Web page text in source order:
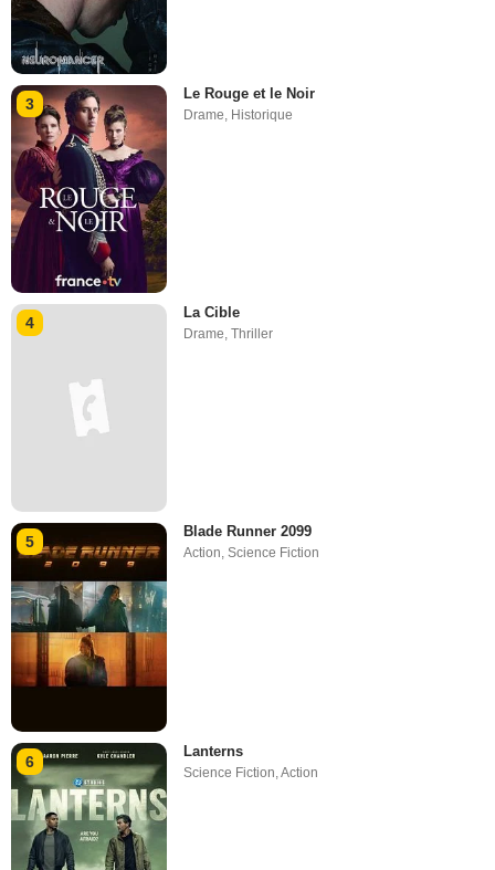
3
Le Rouge et le Noir
Drame Historique
4
La Cible
Drame,Thriller
5
Blade Runner 2099
Action,Science Fiction
6
Lanterns
Science Fiction ,Action